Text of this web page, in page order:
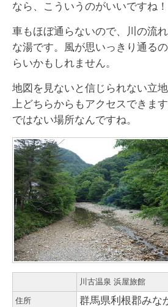
なら、こういうのがいいですね！
車もほぼ通らないので、川の流
な湯です。風が思いっきり通る
らいかもしれません。
地図を見ないと信じられない立
上どちらからもアクセスできま
ではない場所なんですね。
川古温泉 浜屋旅館
住所 群馬県利根郡みな